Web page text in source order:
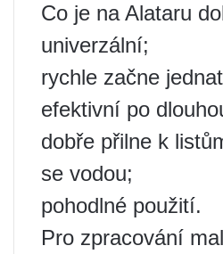
Co je na Alataru
univerzální;
rychle začne
efektivní po
dobře přilne k
se vodou;
pohodlné použití.
Pro zpracování